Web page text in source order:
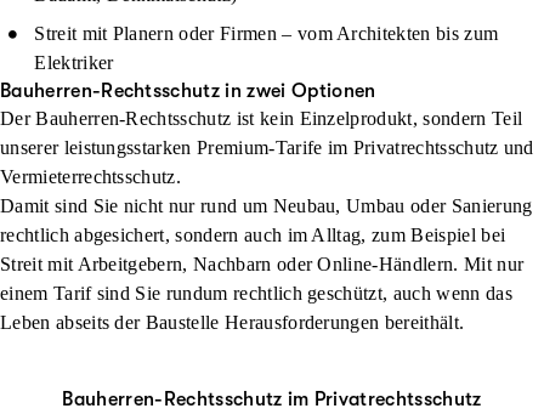
Streit mit Planern oder Firmen – vom Architekten bis zum
Elektriker
Bauherren-Rechtsschutz in zwei Optionen
Der Bauherren-Rechtsschutz ist kein Einzelprodukt, sondern Teil
unserer leistungsstarken Premium-Tarife im Privatrechtsschutz und
Vermieterrechtsschutz.
Damit sind Sie nicht nur rund um Neubau, Umbau oder Sanierung
rechtlich abgesichert, sondern auch im Alltag, zum Beispiel bei
Streit mit Arbeitgebern, Nachbarn oder Online-Händlern. Mit nur
einem Tarif sind Sie rundum rechtlich geschützt, auch wenn das
Leben abseits der Baustelle Herausforderungen bereithält.
Bauherren-Rechtsschutz im Privatrechtsschutz